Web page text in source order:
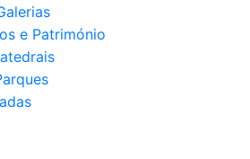
e Património